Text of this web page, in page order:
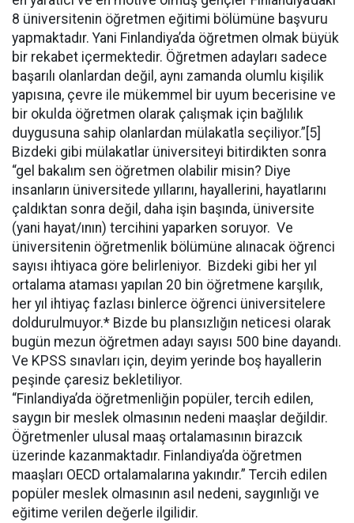
8 üniversitenin öğretmen eğitimi bölümüne başvuru
yapmaktadır. Yani Finlandiya’da öğretmen olmak büyük
bir rekabet içermektedir. Öğretmen adayları sadece
başarılı olanlardan değil, aynı zamanda olumlu kişilik
yapısına, çevre ile mükemmel bir uyum becerisine ve
bir okulda öğretmen olarak çalışmak için bağlılık
duygusuna sahip olanlardan mülakatla seçiliyor.”[5]
Bizdeki gibi mülakatlar üniversiteyi bitirdikten sonra
“gel bakalım sen öğretmen olabilir misin? Diye
insanların üniversitede yıllarını, hayallerini, hayatlarını
çaldıktan sonra değil, daha işin başında, üniversite
(yani hayat/ının) tercihini yaparken soruyor. Ve
üniversitenin öğretmenlik bölümüne alınacak öğrenci
sayısı ihtiyaca göre belirleniyor. Bizdeki gibi her yıl
ortalama ataması yapılan 20 bin öğretmene karşılık,
her yıl ihtiyaç fazlası binlerce öğrenci üniversitelere
doldurulmuyor.* Bizde bu plansızlığın neticesi olarak
bugün mezun öğretmen adayı sayısı 500 bine dayandı.
Ve KPSS sınavları için, deyim yerinde boş hayallerin
peşinde çaresiz bekletiliyor.
“Finlandiya’da öğretmenliğin popüler, tercih edilen,
saygın bir meslek olmasının nedeni maaşlar değildir.
Öğretmenler ulusal maaş ortalamasının birazcık
üzerinde kazanmaktadır. Finlandiya’da öğretmen
maaşları OECD ortalamalarına yakındır.” Tercih edilen
popüler meslek olmasının asıl nedeni, saygınlığı ve
eğitime verilen değerle ilgilidir.